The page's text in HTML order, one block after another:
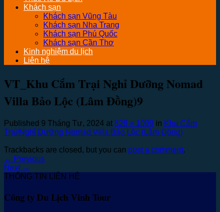
Khách sạn
Khách sạn Vũng Tàu
Khách sạn Nha Trang
Khách sạn Phú Quốc
Khách sạn Cần Thơ
Kinh nghiệm du lịch
Liên hệ
VT_Khu Cắm Trại Nghỉ Dưỡng Nomad
Villa Bảo Lộc (Lâm Đồng)9
Published 9 Tháng Tư, 2024 at 828 × 1099 in Khu Cắm
Trại/Nghỉ Dưỡng Nomad Villa Bảo Lộc (Lâm Đồng)
Trackbacks are closed, but you can post a comment.
← Previous
Next →
THÔNG TIN LIÊN HỆ
Công ty Du Lịch Vinh Tour